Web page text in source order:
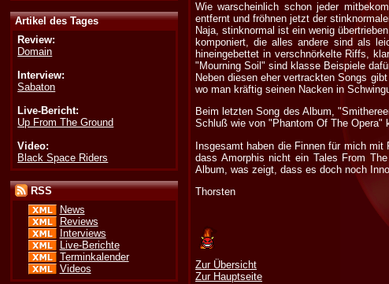
Artikel des Tages
Review:
Domain
Interview:
Sabaton
Live-Bericht:
Up From The Ground
Video:
Black Space Riders
RSS
News
Reviews
Interviews
Live-Berichte
Terminkalender
Videos
Wie warscheinlich schon jeder
entfernt und fröhnen jetzt der
Naja, stinknormal ist ein wenig
komponiert, die alles andere sind als
hineingebettet in verschnörkelte Riffs,
"Mourning Soil" sind klasse Beispiele
Neben diesen eher vertrackten Songs
wo man kräftig seinen Nacken in
Beim letzten Song des Album,
Schluß wie von "Phantom Of The Opera"
Insgesamt haben die Finnen für mich mit
dass Amorphis nicht ein Tales From
Album, was zeigt, dass es doch noch
Thorsten
Zur Übersicht
Zur Hauptseite